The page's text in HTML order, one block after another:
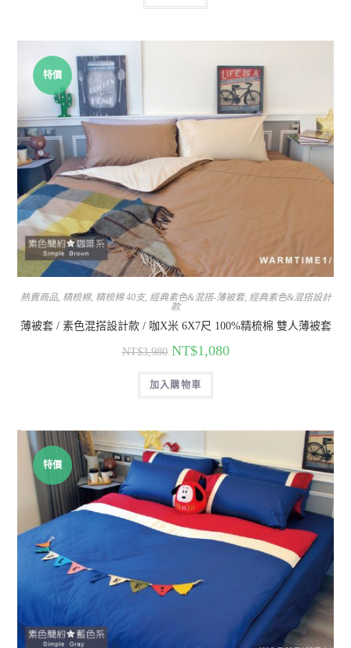
特價
熱賣商品, 精梳棉, 精梳棉 40支, 經典素色&混搭-薄被套, 經典素色&混搭設計
款
薄被套 / 素色混搭設計款 / 咖X米 6X7尺 100%精梳棉 雙人薄被套
NT$3,980 NT$1,080
加入購物車
特價